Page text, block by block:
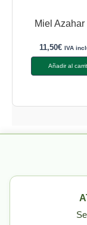
Miel Azahar
11,50€ IVA
Añadir al